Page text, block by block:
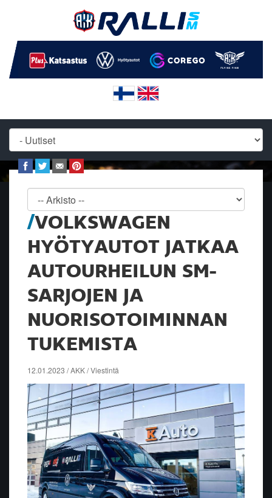
VOLKSWAGEN
HYÖTYAUTOT JATKAA
AUTOURHEILUN SM-
SARJOJEN JA
NUORISOTOIMINNAN
TUKEMISTA
12.01.2023 / AKK / Viestintä